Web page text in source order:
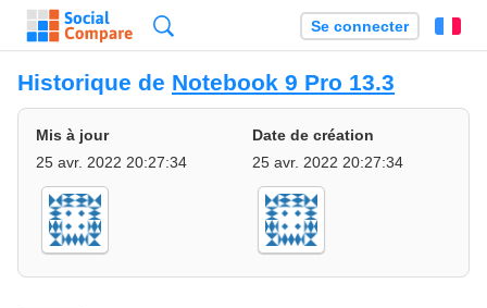
Se connecter
Historique de Notebook 9 Pro 13.3
Mis à jour
25 avr. 2022 20:27:34
Date de création
25 avr. 2022 20:27:34